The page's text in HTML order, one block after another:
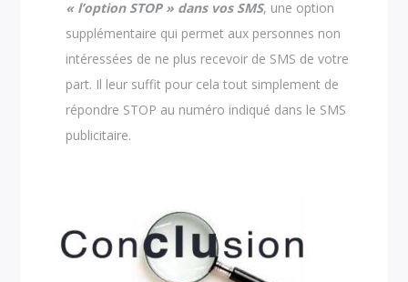
« l’option STOP » dans vos SMS, une option
supplémentaire qui permet aux personnes non
intéressées de ne plus recevoir de SMS de votre
part. Il leur suffit pour cela tout simplement de
répondre STOP au numéro indiqué dans le SMS
publicitaire.